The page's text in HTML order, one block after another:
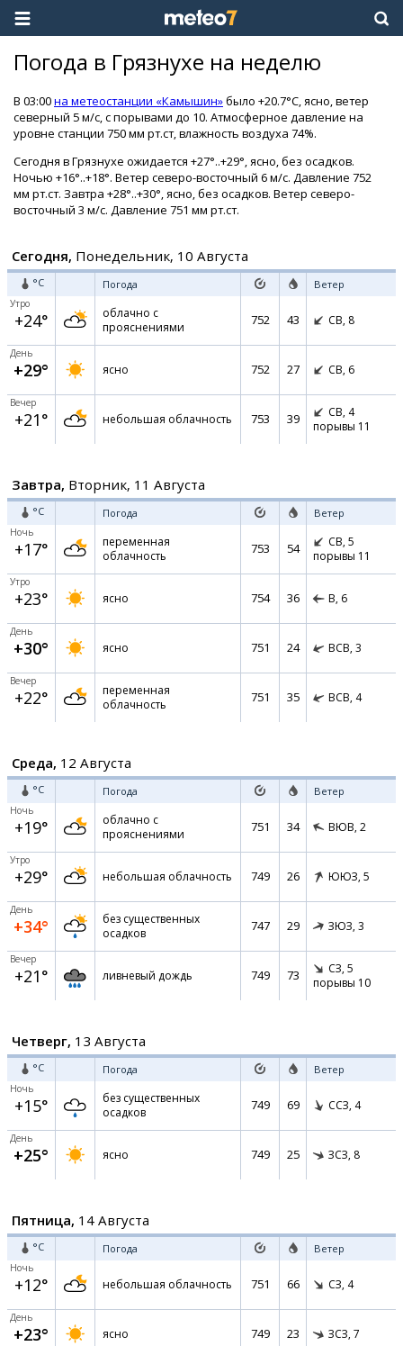
Погода в Грязнухе на неделю
В 03:00на метеостанции «Камышин»было +20.7°C, ясно, ветер
северный 5 м/с, с порывами до 10. Атмосферное давление на
уровне станции 750 мм рт.ст, влажность воздуха 74%.
Сегодня в Грязнухе ожидается +27°..+29°, ясно, без осадков.
Ночью +16°..+18°. Ветер северо-восточный 6 м/с. Давление 752
мм рт.ст. Завтра +28°..+30°, ясно, без осадков. Ветер северо-
восточный 3 м/с. Давление 751 мм рт.ст.
Сегодня, Понедельник, 10 Августа
°C Погода Ветер
Утро
+24°
облачно с
прояснениями
752 43 СВ, 8
День
+29° ясно 752 27 СВ, 6
Вечер
+21° небольшая облачность 753 39 СВ, 4
порывы 11
Завтра, Вторник, 11 Августа
°C Погода Ветер
Ночь
+17°
переменная
облачность
753 54 СВ, 5
порывы 11
Утро
+23° ясно 754 36 В, 6
День
+30° ясно 751 24 ВСВ, 3
Вечер
+22°
переменная
облачность
751 35 ВСВ, 4
Среда, 12 Августа
°C Погода Ветер
Ночь
+19°
облачно с
прояснениями
751 34 ВЮВ, 2
Утро
+29° небольшая облачность 749 26 ЮЮЗ, 5
День
+34°
без существенных
осадков
747 29 ЗЮЗ, 3
Вечер
+21° ливневый дождь 749 73 СЗ, 5
порывы 10
Четверг, 13 Августа
°C Погода Ветер
Ночь
+15°
без существенных
осадков
749 69 ССЗ, 4
День
+25° ясно 749 25 ЗСЗ, 8
Пятница, 14 Августа
°C Погода Ветер
Ночь
+12° небольшая облачность 751 66 СЗ, 4
День
+23° ясно 749 23 ЗСЗ, 7